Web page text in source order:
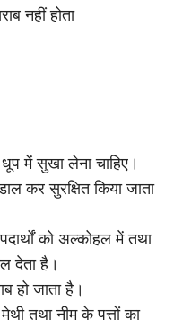
नहीं होता
में सुखा लेना चाहिए।
कर सुरक्षित किया जाता
को अल्कोहल में तथा
देता है।
हो जाता है।
तथा नीम के पत्तों का